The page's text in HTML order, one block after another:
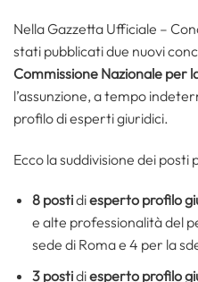
Nella Gazzetta Ufficiale –
stati pubblicati due nuovi
Commissione Nazionale per
l’assunzione, a tempo
profilo di esperti giuridici.
Ecco la suddivisione dei posti
8 postidiesperto profilo
e alte professionalità del
sede di Roma e 4 per la
3 postidiesperto profilo